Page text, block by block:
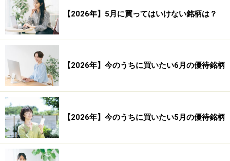
平均損益（円）：3,343円 平均損益（率）：
1.67％
平均利益（円）：16,648円 平均利益（率）：
8.32％
平均損失（円）：－14,353円 平均損失（率）：
－7.18％
合計損益（円）：278,012,951円 合計損益
（率）：139,009.23％
合計利益（円）：777,344,276円 合計利益
【2026年】5月に買ってはいけない銘柄は？
【2026年】今のうちに買いたい6月の優待銘柄
【2026年】今のうちに買いたい5月の優待銘柄